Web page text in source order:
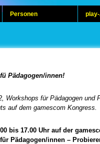
Personen
Pädagogen/innen!
Workshops für Pädagogen und
auf dem gamescom Kongress.
bis 17.00 Uhr auf der
Pädagogen/innen –